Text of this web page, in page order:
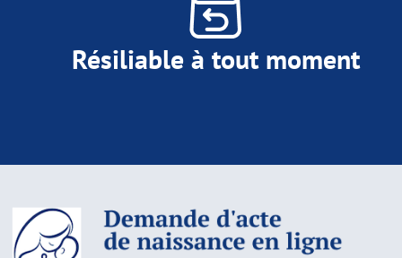
Résiliable à tout moment